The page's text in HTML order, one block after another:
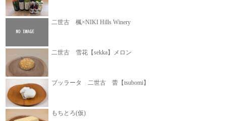
二世古 楓×NIKI Hills Winery
二世古 雪花【sekka】メロン
ブッラータ 二世古 蕾【tsubomi】
もちとろ(仮)